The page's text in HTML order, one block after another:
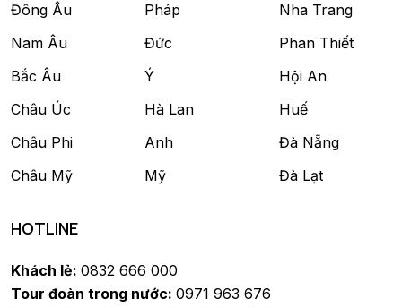
Đông Âu
Nam Âu
Bắc Âu
Châu Úc
Châu Phi
Châu Mỹ
Pháp
Đức
Ý
Hà Lan
Anh
Mỹ
Nha Trang
Phan Thiết
Hội An
Huế
Đà Nẵng
Đà Lạt
HOTLINE
Khách lẻ: 0832 666 000
Tour đoàn trong nước: 0971 963 676